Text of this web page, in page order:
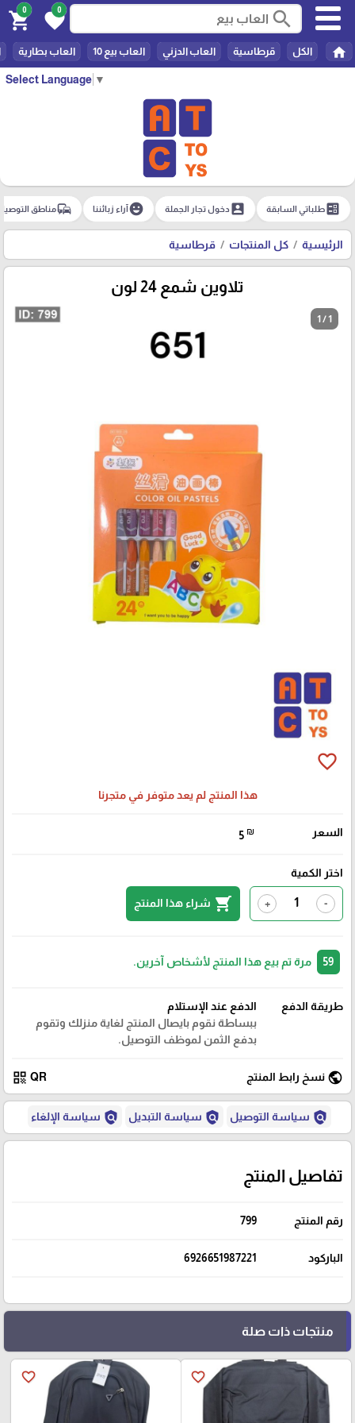
Select Language ▼
search
0
favorite
0
shopping_cart
home الكل قرطاسية العاب الدزني العاب بيع 10 العاب بطارية
ballotطلباتي السابقة account_boxدخول تجار الجملة emoji_emotionsآراء زبائننا commuteمناطق
الرئيسية كل المنتجات قرطاسية
تلاوين شمع 24 لون
1 / 1
favorite_border
هذا المنتج لم يعد متوفر في متجرنا
السعر 5 ₪
اختر الكمية
-
+
shopping_cart شراء هذا المنتج
مرة تم بيع هذا المنتج لأشخاص آخرين.
طريقة الدفع
الدفع عند الإستلام
ببساطة نقوم بايصال المنتج لغاية منزلك وتقوم
بدفع الثمن لموظف التوصيل.
public نسخ رابط المنتج QR
qr_code
policy سياسة التوصيل policy سياسة التبديل policy سياسة الإلغاء
تفاصيل المنتج
رقم المنتج 799
الباركود 6926651987221
منتجات ذات صلة
favorite_border
favorite_border